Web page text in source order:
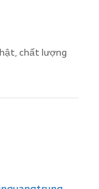
chất lượng